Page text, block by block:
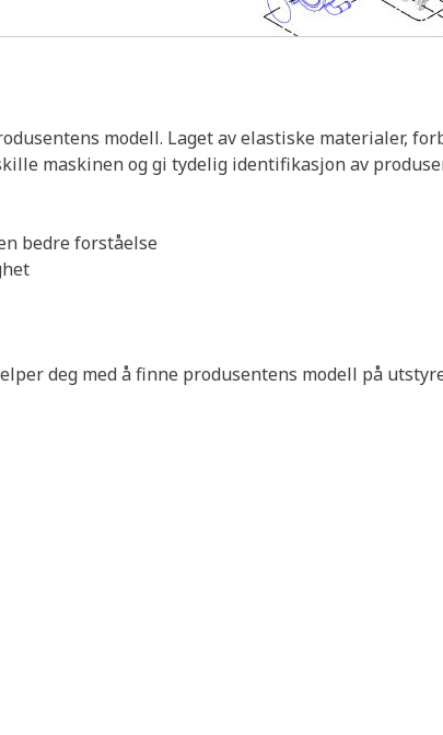
modell. Laget av elastiske materialer,
maskinen og gi tydelig identifikasjon av
bedre forståelse
deg med å finne produsentens modell på